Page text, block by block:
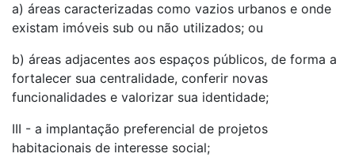
a) áreas caracterizadas como vazios urbanos e onde
existam imóveis sub ou não utilizados; ou
b) áreas adjacentes aos espaços públicos, de forma a
fortalecer sua centralidade, conferir novas
funcionalidades e valorizar sua identidade;
III - a implantação preferencial de projetos
habitacionais de interesse social;